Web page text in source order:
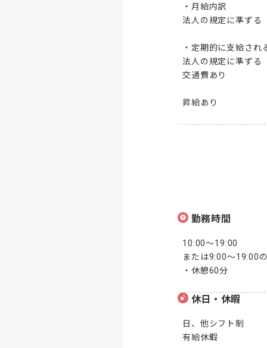
・月給内訳
法人の規定に準ずる
・定期的に支給され
法人の規定に準ずる
交通費あり
昇給あり
勤務時間
10:00〜19:00
または9:00〜19:00
・休憩60分
休日・休暇
日、他シフト制
有給休暇